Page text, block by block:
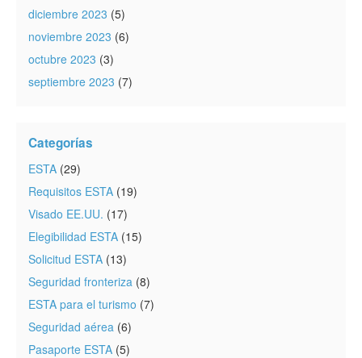
diciembre 2023 (5)
noviembre 2023 (6)
octubre 2023 (3)
septiembre 2023 (7)
Categorías
ESTA (29)
Requisitos ESTA (19)
Visado EE.UU. (17)
Elegibilidad ESTA (15)
Solicitud ESTA (13)
Seguridad fronteriza (8)
ESTA para el turismo (7)
Seguridad aérea (6)
Pasaporte ESTA (5)